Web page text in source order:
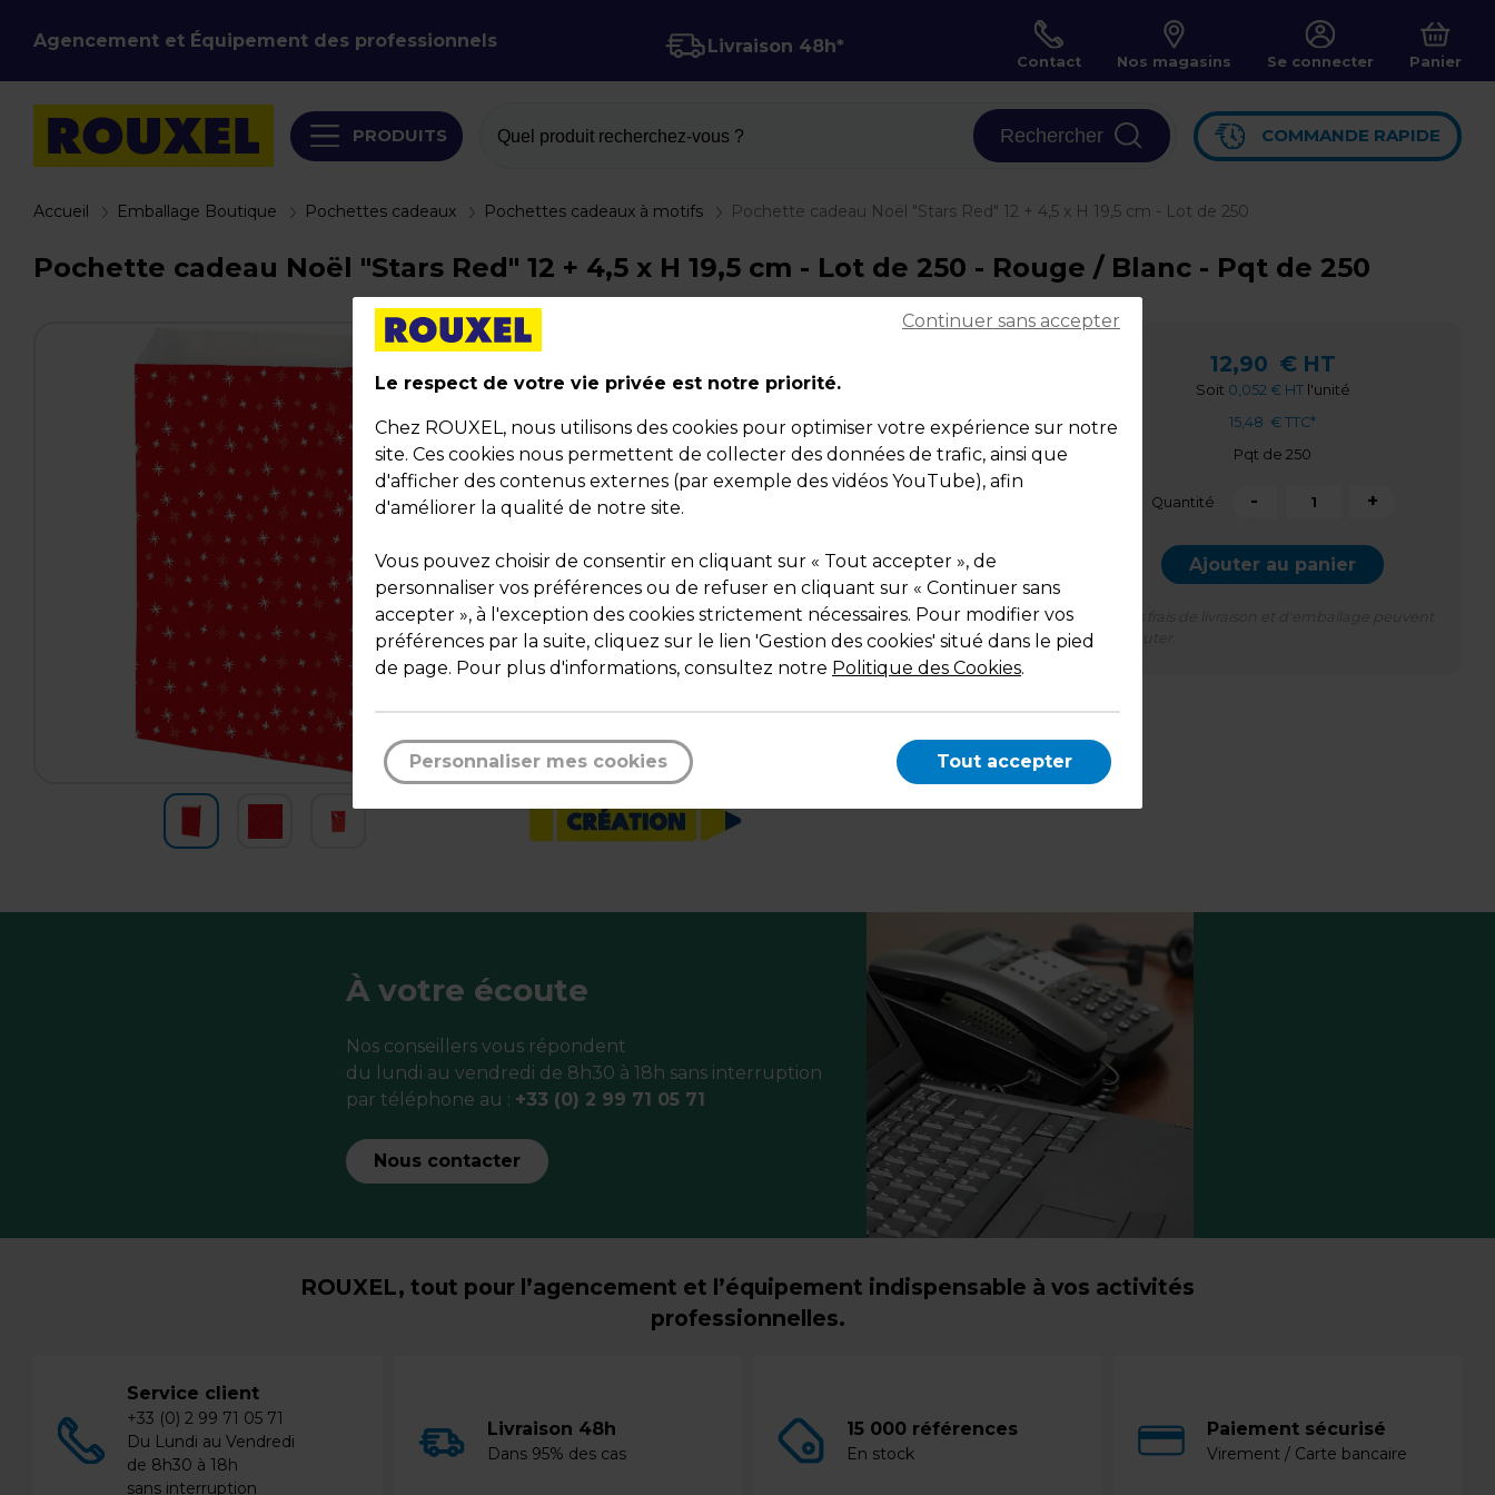
Agencement et Équipement des professionnels Livraison 48h*
Contact Nos magasins Se connecter Panier
PRODUITS Quel produit recherchez-vous ? Rechercher COMMANDE RAPIDE
Accueil Emballage Boutique Pochettes cadeaux Pochettes cadeaux à motifs Pochette cadeau Noël "Stars Red" 12 + 4,5 x H 19,5 cm - Lot de 250
Pochette cadeau Noël "Stars Red" 12 + 4,5 x H 19,5 cm - Lot de 250 - Rouge / Blanc - Pqt de 250
Pochette cadeau Noël "Stars Red" 12 + 4,5 x H 19,5 cm
- Lot de 250
Code :37970
Couleur : Rouge / Blanc
Matière : Papier
Dimensions : 12 + 4,5 x H 19,5 cm
12,90 € HT
Soit 0,052 € HTl'unité
15,48 € TTC*
Pqt de 250
Quantité - +
Ajouter au panier
Description
Motif étoiles blanches.
Encre à l'eau.
À votre écoute
Nos conseillers vous répondent
du lundi au vendredi de 8h30 à 18h sans interruption
par téléphone au : +33 (0) 2 99 71 05 71
Nous contacter
ROUXEL, tout pour l’agencement et l’équipement indispensable à vos activités
professionnelles.
Service client
+33 (0) 2 99 71 05 71
Du Lundi au Vendredi
de 8h30 à 18h
sans interruption
Livraison 48h
Dans 95% des cas
15 000 références
En stock
Paiement sécurisé
Virement / Carte bancaire
Le respect de votre vie privée est notre priorité.
Chez ROUXEL, nous utilisons des cookies pour optimiser votre expérience sur notre
site. Ces cookies nous permettent de collecter des données de trafic, ainsi que
d'afficher des contenus externes (par exemple des vidéos YouTube), afin
d'améliorer la qualité de notre site.
Vous pouvez choisir de consentir en cliquant sur « Tout accepter », de
personnaliser vos préférences ou de refuser en cliquant sur « Continuer sans
accepter », à l'exception des cookies strictement nécessaires. Pour modifier vos
préférences par la suite, cliquez sur le lien 'Gestion des cookies' situé dans le pied
de page. Pour plus d'informations, consultez notre Politique des Cookies.
Continuer sans accepter
Personnaliser mes cookies Tout accepter